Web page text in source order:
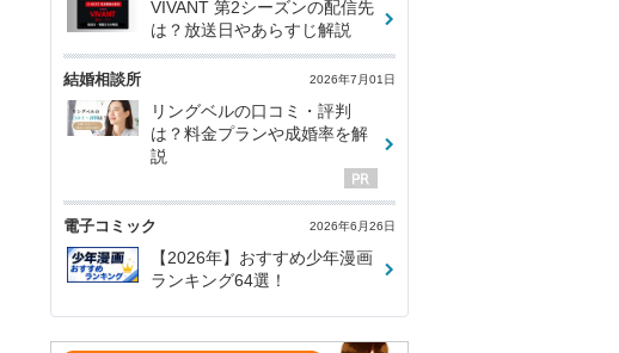
VIVANT 第2シーズンの配信先
は？放送日やあらすじ解説
結婚相談所 2026年7月01日
リングベルの口コミ・評判
は？料金プランや成婚率を解
説
電子コミック 2026年6月26日
【2026年】おすすめ少年漫画
ランキング64選！